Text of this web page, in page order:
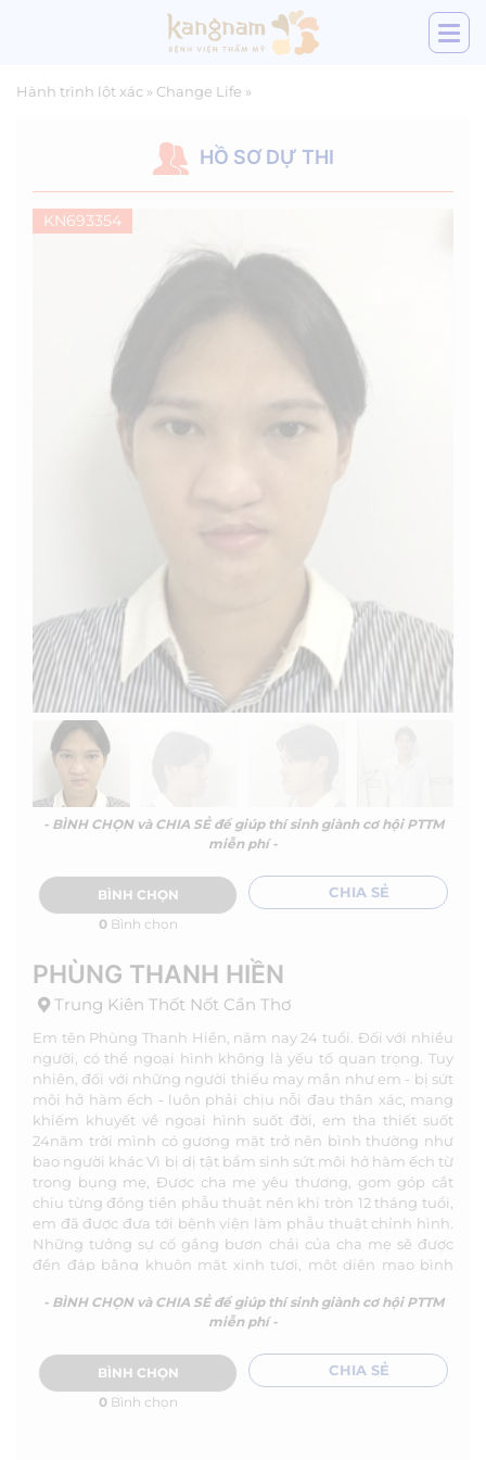
Hành trình lột xác » Change Life »
HỒ SƠ DỰ THI
KN693354
- BÌNH CHỌN và CHIA SẺ để giúp thí sinh giành cơ hội PTTM
miễn phí -
BÌNH CHỌN
0Bình chọn
CHIA SẺ
PHÙNG THANH HIỀN
Trung Kiên Thốt Nốt Cần Thơ
Em tên Phùng Thanh Hiền, năm nay 24 tuổi. Đối với nhiều
người, có thể ngoại hình không là yếu tố quan trọng. Tuy
nhiên, đối với những người thiếu may mắn như em - bị sứt
môi hở hàm ếch - luôn phải chịu nỗi đau thân xác, mang
khiếm khuyết về ngoại hình suốt đời, em tha thiết suốt
24năm trời mình có gương mặt trở nên bình thường như
bao người khác Vì bị dị tật bẩm sinh sứt môi hở hàm ếch từ
trong bụng mẹ, Được cha mẹ yêu thương, gom góp cắt
chiu từng đồng tiền phẫu thuật nên khi tròn 12 tháng tuổi,
em đã được đưa tới bệnh viện làm phẫu thuật chỉnh hình.
Những tưởng sự cố gắng bươn chải của cha mẹ sẽ được
đền đáp bằng khuôn mặt xinh tươi, một diện mạo bình
phận lại không cho em được tốt đẹp như mọi người. Sau
khi phẫu thuật xong về nhà, vì quá nhỏ để có thể chịu
luôn khóc quấy mỗi đêm, dẫn đến kết quả phẫu thuật
không như mong đợi. Gia đình lại không thể tiếp tục trang
trải thêm chi phí chữa trị cho em, đành chấp nhận số phận
- BÌNH CHỌN và CHIA SẺ để giúp thí sinh giành cơ hội PTTM
miễn phí -
BÌNH CHỌN
0Bình chọn
CHIA SẺ